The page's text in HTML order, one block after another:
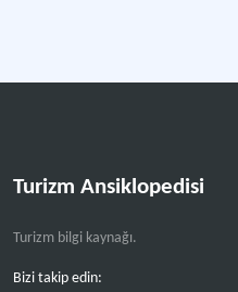
Turizm Ansiklopedisi
Turizm bilgi kaynağı.
Bizi takip edin: